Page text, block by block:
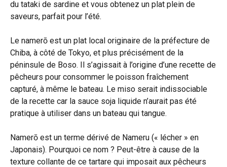
du tataki de sardine et vous obtenez un plat plein de
saveurs, parfait pour l’été.
Le namerō est un plat local originaire de la préfecture de
Chiba, à côté de Tokyo, et plus précisément de la
péninsule de Boso. Il s’agissait à l’origine d’une recette de
pêcheurs pour consommer le poisson fraîchement
capturé, à même le bateau. Le miso serait indissociable
de la recette car la sauce soja liquide n’aurait pas été
pratique à utiliser dans un bateau qui tangue.
Namerō est un terme dérivé de Nameru (« lécher » en
Japonais). Pourquoi ce nom ? Peut-être à cause de la
texture collante de ce tartare qui imposait aux pêcheurs